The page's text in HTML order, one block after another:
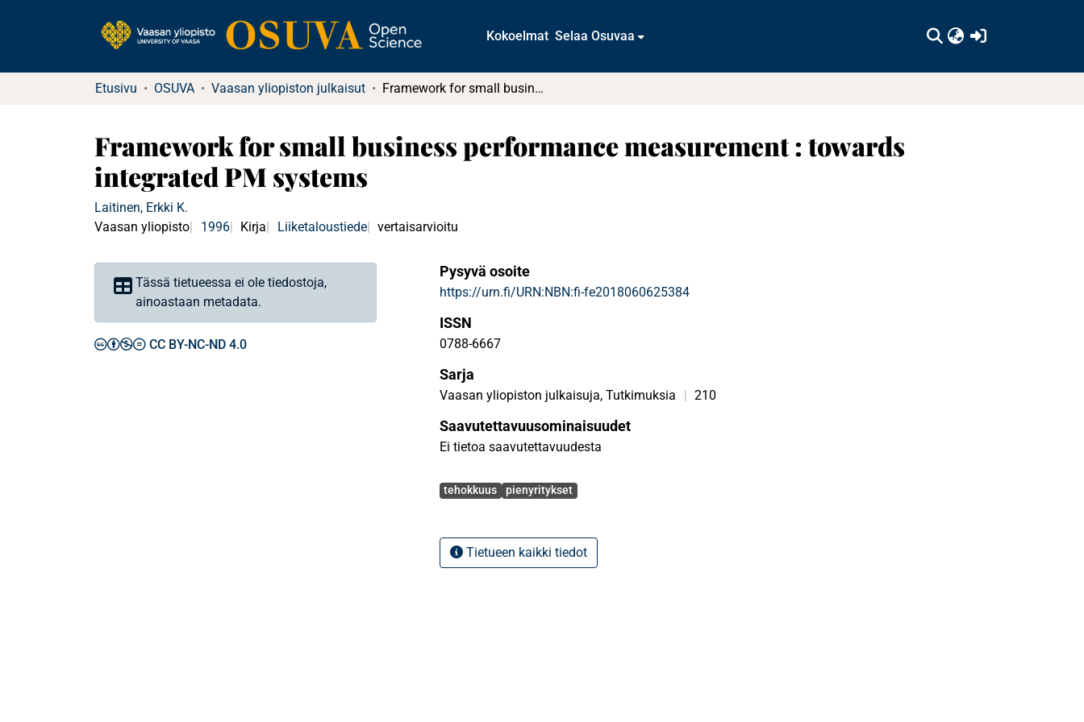
Kokoelmat Selaa Osuvaa
Etusivu OSUVA Vaasan yliopiston julkaisut Framework for small business performance measurement : towards integrated PM systems
Framework for small business performance measurement : towards
integrated PM systems
Laitinen, Erkki K.
Vaasan yliopisto
1996 Kirja Liiketaloustiede vertaisarvioitu
Tässä tietueessa ei ole tiedostoja,
ainoastaan metadata.
CC BY-NC-ND 4.0
Pysyvä osoite
https://urn.fi/URN:NBN:fi-fe2018060625384
ISSN
0788-6667
Sarja
Vaasan yliopiston julkaisuja, Tutkimuksia | 210
Saavutettavuusominaisuudet
Ei tietoa saavutettavuudesta
Avainsanat
tehokkuus pienyritykset
Tietueen kaikki tiedot